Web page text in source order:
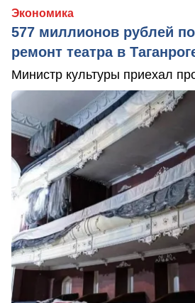
Экономика
577 миллионов рублей
ремонт театра в
Министр культуры приехал